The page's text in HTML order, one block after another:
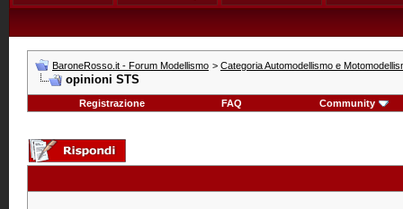
BaroneRosso.it - Forum Modellismo > Categoria Automodellismo e
opinioni STS
Registrazione FAQ Community